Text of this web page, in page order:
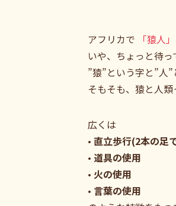
アフリカで 「猿人」
いや、ちょっと待っ
”猿”という字と”人
そもそも、猿と人類
広くは
• 直立歩行(2本の足
• 道具の使用
• 火の使用
• 言葉の使用